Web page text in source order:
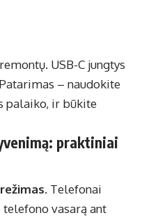
USB-C jungtys
– naudokite
palaiko, ir būkite
praktiniai
. Telefonai
vasarą ant